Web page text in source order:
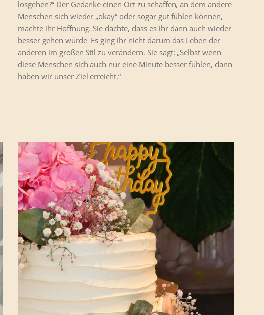
losgehen?“ Der Gedanke einen Ort zu schaffen, an dem andere
Menschen sich wieder „okay“ oder sogar gut fühlen können,
machte ihr Hoffnung. Sie dachte, dass es ihr dann auch wieder
besser gehen würde. Es ging ihr nicht darum das Leben der
anderen im großen Stil zu verändern. Sie sagt: „Selbst wenn
diese Menschen sich auch nur eine Minute besser fühlen, dann
haben wir unser Ziel erreicht.“